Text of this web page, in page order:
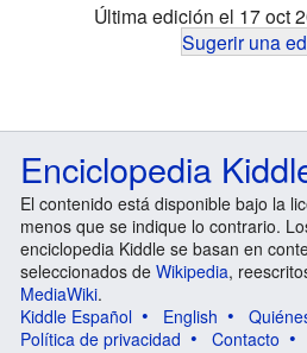
Última edición el 17 oct
Sugerir una
Enciclopedia
El contenido está disponible bajo la
menos que se indique lo contrario.
enciclopedia Kiddle se basan en
seleccionados de Wikipedia,
MediaWiki.
Kiddle Español
English
Política de privacidad
Contacto